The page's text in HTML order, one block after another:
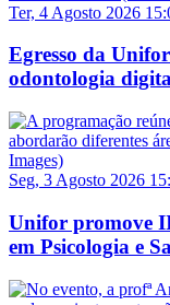
Ter, 4 Agosto 2026
Egresso da
odontologia
Seg, 3 Agosto 2026
Unifor promove
em Psicologia e